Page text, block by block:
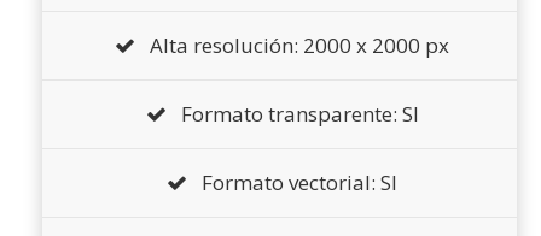
Alta resolución: 2000 x 2000 px
Formato transparente: SI
Formato vectorial: SI